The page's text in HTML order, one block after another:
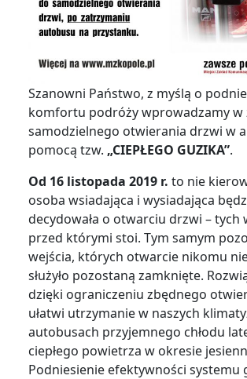
Szanowni Państwo, z myślą o
komfortu podróży wprowadzamy w
samodzielnego otwierania drzwi w
pomocą tzw. „CIEPŁEGO GUZIKA”.
Od 16 listopada 2019 r. to nie
osoba wsiadająca i wysiadająca
decydowała o otwarciu drzwi – tych
przed którymi stoi. Tym samym
wejścia, których otwarcie nikomu
służyło pozostaną zamknięte.
dzięki ograniczeniu zbędnego
ułatwi utrzymanie w naszych
autobusach przyjemnego chłodu
ciepłego powietrza w okresie
Podniesienie efektywności systemu